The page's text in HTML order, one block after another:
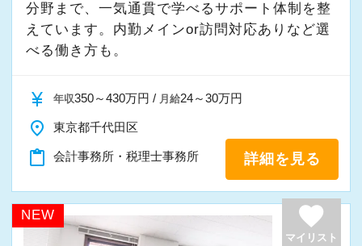
分野まで、一気通貫で学べるサポート体制を整
えています。内勤メインor訪問対応ありなど選
べる働き方も。
currency_yen 年収350～430万円 / 月給24～30万円
place 東京都千代田区
content_paste 会計事務所・税理士事務所 詳細を見る
NEW favorite
マイリスト